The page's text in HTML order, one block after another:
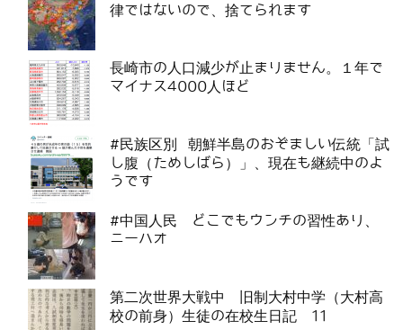
律ではないので、捨てられます
長崎市の人口減少が止まりません。１年で
マイナス4000人ほど
#民族区別 朝鮮半島のおぞましい伝統「試
し腹（ためしばら）」、現在も継続中のよ
うです
#中国人民 どこでもウンチの習性あり、
ニーハオ
第二次世界大戦中 旧制大村中学（大村高
校の前身）生徒の在校生日記 11